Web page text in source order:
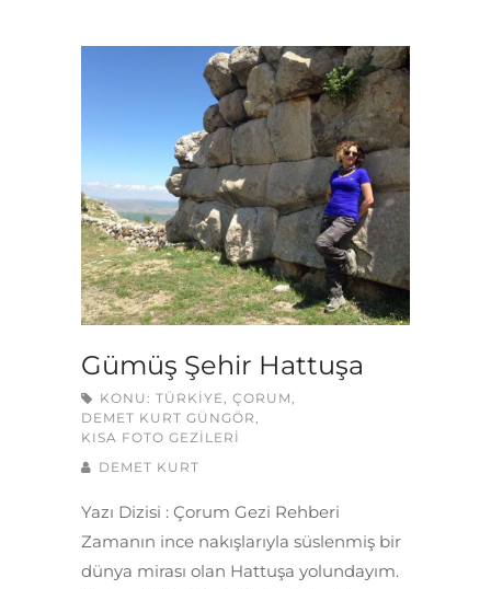
Gümüş Şehir Hattuşa
KONU: TÜRKIYE, ÇORUM,
DEMET KURT GÜNGÖR,
KISA FOTO GEZILERI
DEMET KURT
Yazı Dizisi : Çorum Gezi Rehberi
Zamanın ince nakışlarıyla süslenmiş bir
dünya mirası olan Hattuşa yolundayım.